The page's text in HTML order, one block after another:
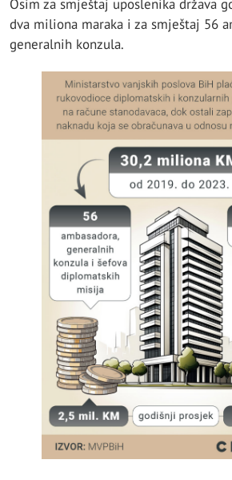
Osim za smještaj uposlenika država
dva miliona maraka i za smještaj 56
generalnih konzula.